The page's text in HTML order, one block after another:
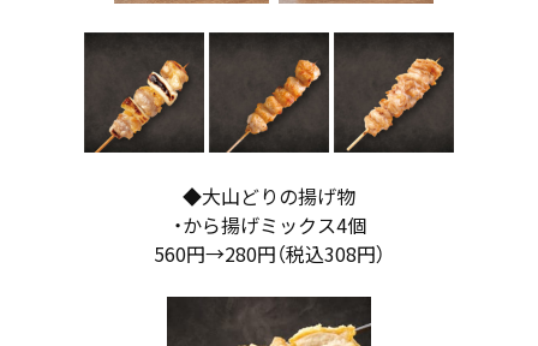
◆大山どりの揚げ物
・から揚げミックス4個
560円→280円（税込308円）